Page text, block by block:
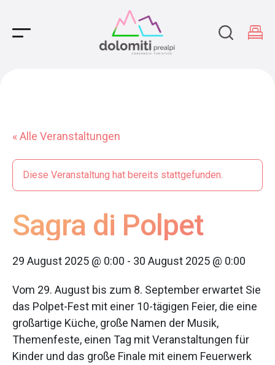
Main Navigation
« Alle Veranstaltungen
Diese Veranstaltung hat bereits stattgefunden.
Sagra di Polpet
29 August 2025 @ 0:00 - 30 August 2025 @ 0:00
Vom 29. August bis zum 8. September erwartet Sie
das Polpet-Fest mit einer 10-tägigen Feier, die eine
großartige Küche, große Namen der Musik,
Themenfeste, einen Tag mit Veranstaltungen für
Kinder und das große Finale mit einem Feuerwerk